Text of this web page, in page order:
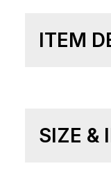
ITEM
SIZE &